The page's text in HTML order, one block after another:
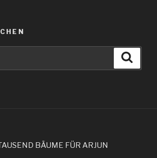
BÄUME FÜR ARJUN